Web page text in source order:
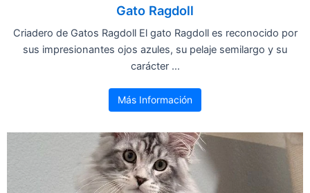
Gato Ragdoll
Criadero de Gatos Ragdoll El gato Ragdoll es reconocido por
sus impresionantes ojos azules, su pelaje semilargo y su
carácter ...
Más Información